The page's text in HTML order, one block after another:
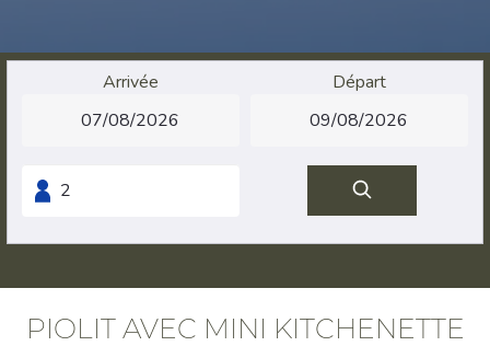
Arrivée Départ
PIOLIT AVEC MINI KITCHENETTE